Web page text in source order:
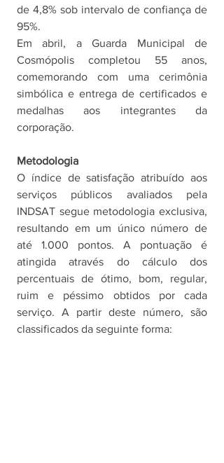
de 4,8% sob intervalo de confiança de
95%.
Em abril, a Guarda Municipal de
Cosmópolis completou 55 anos,
comemorando com uma cerimônia
simbólica e entrega de certificados e
medalhas aos integrantes da
corporação.
Metodologia
O índice de satisfação atribuído aos
serviços públicos avaliados pela
INDSAT segue metodologia exclusiva,
resultando em um único número de
até 1.000 pontos. A pontuação é
atingida através do cálculo dos
percentuais de ótimo, bom, regular,
ruim e péssimo obtidos por cada
serviço. A partir deste número, são
classificados da seguinte forma: